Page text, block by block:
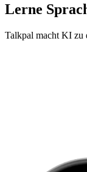
Lerne
Talkpal macht KI zu